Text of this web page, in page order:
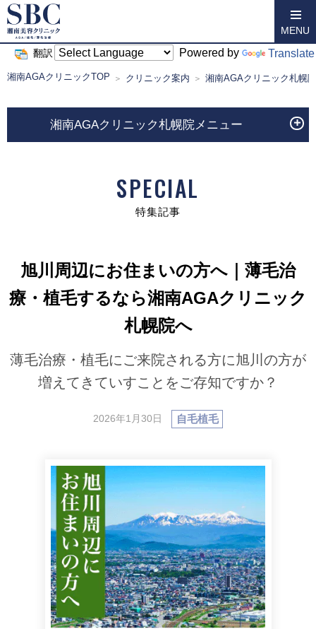
翻訳 Powered by Translate
MENU
湘南AGAクリニックTOP クリニック案内 湘南AGAクリニック札幌院
湘南AGAクリニック札幌院メニュー
SPECIAL
特集記事
旭川周辺にお住まいの方へ｜薄毛治
療・植毛するなら湘南AGAクリニック
札幌院へ
薄毛治療・植毛にご来院される方に旭川の方が
増えてきていすことをご存知ですか？
2026年1月30日 自毛植毛